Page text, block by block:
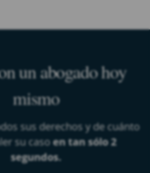
un abogado hoy
mismo
sus derechos y de cuánto
su casoen tan sólo 2
segundos.